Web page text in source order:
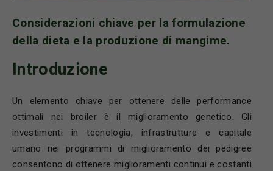
Considerazioni chiave per la formulazione
della dieta e la produzione di mangime.
Introduzione
Un elemento chiave per ottenere delle performance
ottimali nei broiler è il miglioramento genetico. Gli
investimenti in tecnologia, infrastrutture e capitale
umano nei programmi di miglioramento dei pedigree
consentono di ottenere miglioramenti continui e costanti